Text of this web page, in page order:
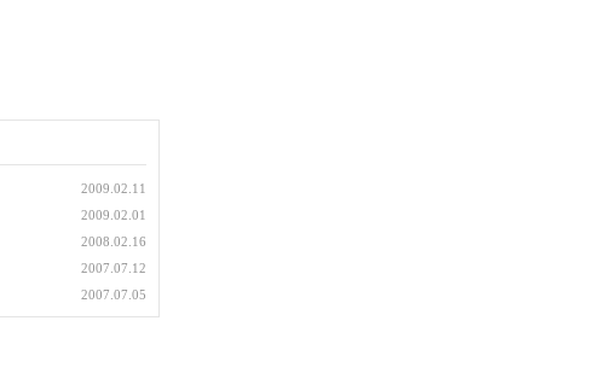
2009.02.11
2009.02.01
2008.02.16
2007.07.12
2007.07.05